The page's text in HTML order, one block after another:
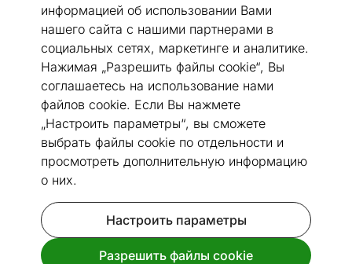
информацией об использовании Вами
нашего сайта с нашими партнерами в
социальных сетях, маркетинге и аналитике.
Нажимая „Разрешить файлы cookie“, Вы
соглашаетесь на использование нами
файлов cookie. Если Вы нажмете
„Настроить параметры“, вы сможете
выбрать файлы cookie по отдельности и
просмотреть дополнительную информацию
о них.
Настроить параметры
Разрешить файлы cookie
Перейти к слайду 1
Перейти к слайду 2
Перейти к слайду 3
Перейти к слайду 4
Перейти к слайду 5
Перейти к слайду 6
Посмотреть похожие
Сделано в Эстонии Быстрая доставка!
Ковер Narma smartWeave® Salla
cream 140x200 см